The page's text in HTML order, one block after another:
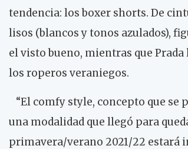
tendencia: los boxer shorts. De
lisos (blancos y tonos azulados),
el visto bueno, mientras que
los roperos veraniegos.
“El comfy style, concepto que se
una modalidad que llegó para
primavera/verano 2021/22 estará